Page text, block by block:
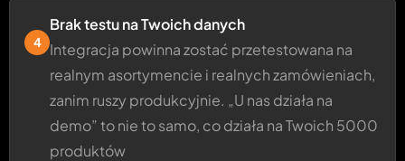
4
Brak testu na Twoich danych
Integracja powinna zostać przetestowana na
realnym asortymencie i realnych zamówieniach,
zanim ruszy produkcyjnie. „U nas działa na
demo” to nie to samo, co działa na Twoich 5000
produktów